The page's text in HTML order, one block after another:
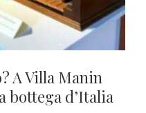
A Villa Manin
bottega d’Italia